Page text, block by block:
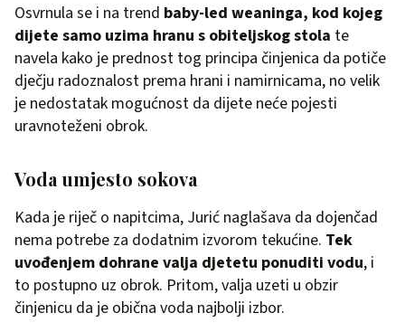
Osvrnula se i na trend baby-led weaninga, kod kojeg
dijete samo uzima hranu s obiteljskog stola te
navela kako je prednost tog principa činjenica da potiče
dječju radoznalost prema hrani i namirnicama, no velik
je nedostatak mogućnost da dijete neće pojesti
uravnoteženi obrok.
Voda umjesto sokova
Kada je riječ o napitcima, Jurić naglašava da dojenčad
nema potrebe za dodatnim izvorom tekućine. Tek
uvođenjem dohrane valja djetetu ponuditi vodu, i
to postupno uz obrok. Pritom, valja uzeti u obzir
činjenicu da je obična voda najbolji izbor.